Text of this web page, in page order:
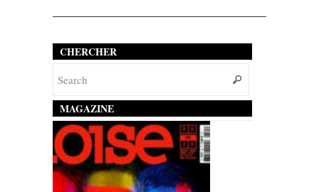
CHERCHER
MAGAZINE